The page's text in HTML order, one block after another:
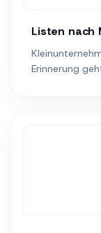
Listen nach
Erinnerung